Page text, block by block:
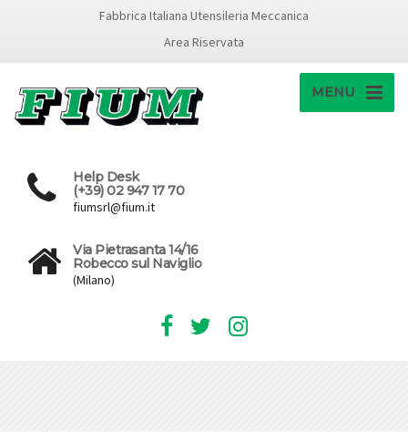
Fabbrica Italiana Utensileria Meccanica
Area Riservata
MENU
Help Desk
(+39) 02 947 17 70
fiumsrl@fium.it
Via Pietrasanta 14/16
Robecco sul Naviglio
(Milano)